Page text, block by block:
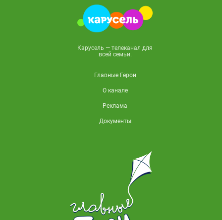
Карусель — телеканал для
всей семьи.
Главные Герои
О канале
Реклама
Документы